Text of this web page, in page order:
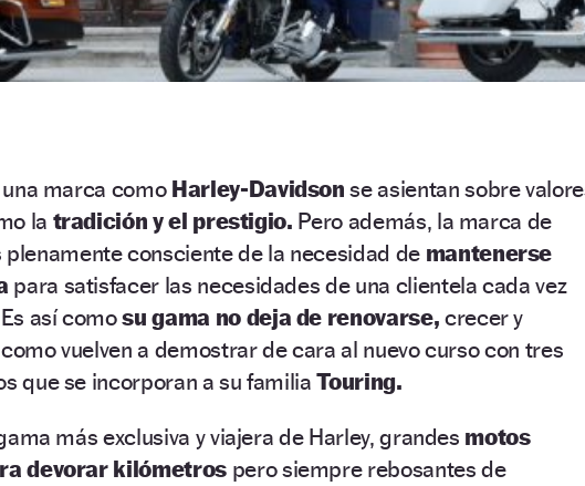
marca comoHarley-Davidson se asientan sobre
la tradición y el prestigio. Pero además, la marca de
consciente de la necesidad de mantenerse
para satisfacer las necesidades de una clientela cada vez
así comosu gama no deja de renovarse, crecer y
vuelven a demostrar de cara al nuevo curso con tres
que se incorporan a su familiaTouring.
más exclusiva y viajera de Harley, grandes motos
devorar kilómetrospero siempre rebosantes de